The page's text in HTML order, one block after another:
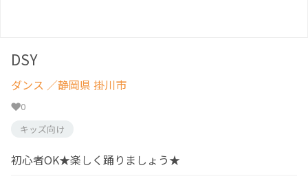
DSY
ダンス ／静岡県 掛川市
0
キッズ向け
初心者OK★楽しく踊りましょう★